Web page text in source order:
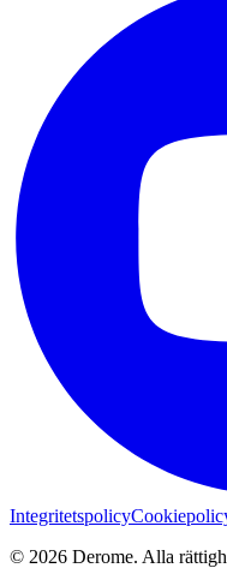
Integritetspolicy
© 2026 Derome. Alla